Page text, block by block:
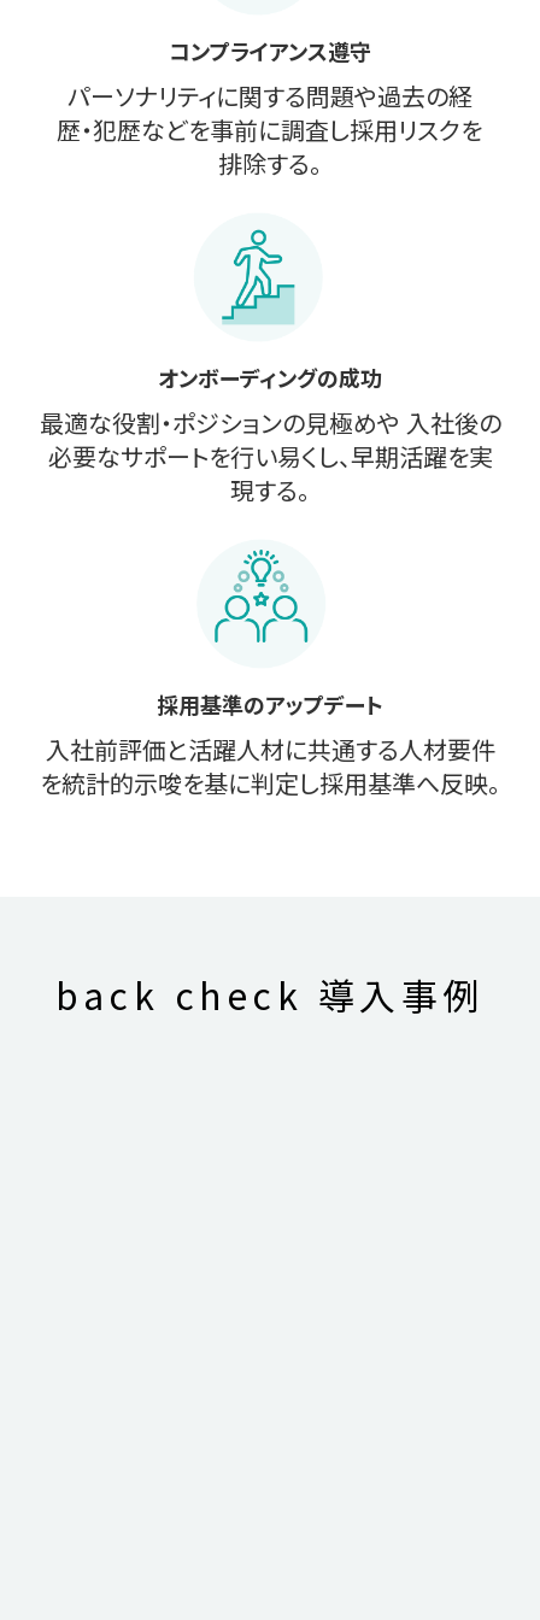
コンプライアンス遵守
パーソナリティに関する問題や過去の経
歴・犯歴などを事前に調査し採用リスクを
排除する。
オンボーディングの成功
最適な役割・ポジションの見極めや 入社後の
必要なサポートを行い易くし、早期活躍を実
現する。
採用基準のアップデート
入社前評価と活躍人材に共通する人材要件
を統計的示唆を基に判定し採用基準へ反映。
back check 導入事例